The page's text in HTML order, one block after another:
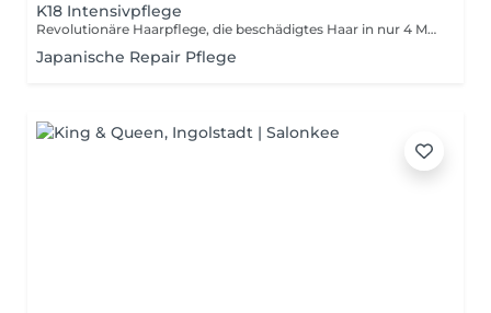
K18 Intensivpflege
Revolutionäre Haarpflege, die beschädigtes Haar in nur 4 Minuten repariert für stärkere, gesündere Haare. Optimal zur Farbbehandlung. HaarpflegeTipp: Schonend waschen, Hitzeschutz nutzen und passende Heimbehandung nutzen!
Japanische Repair Pflege